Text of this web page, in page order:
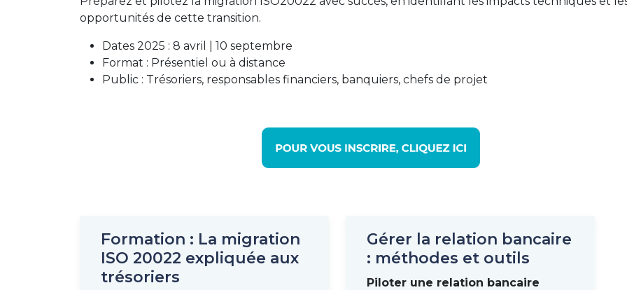
opportunités de cette transition.
Dates 2025 : 8 avril | 10 septembre
Format : Présentiel ou à distance
Public : Trésoriers, responsables financiers, banquiers, chefs de projet
Formation : La migration
ISO 20022 expliquée aux
trésoriers
Gérer la relation bancaire
: méthodes et outils
Piloter une relation bancaire